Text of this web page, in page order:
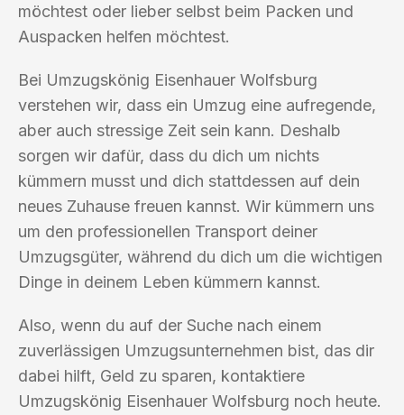
möchtest oder lieber selbst beim Packen und
Auspacken helfen möchtest.
Bei Umzugskönig Eisenhauer Wolfsburg
verstehen wir, dass ein Umzug eine aufregende,
aber auch stressige Zeit sein kann. Deshalb
sorgen wir dafür, dass du dich um nichts
kümmern musst und dich stattdessen auf dein
neues Zuhause freuen kannst. Wir kümmern uns
um den professionellen Transport deiner
Umzugsgüter, während du dich um die wichtigen
Dinge in deinem Leben kümmern kannst.
Also, wenn du auf der Suche nach einem
zuverlässigen Umzugsunternehmen bist, das dir
dabei hilft, Geld zu sparen, kontaktiere
Umzugskönig Eisenhauer Wolfsburg noch heute.